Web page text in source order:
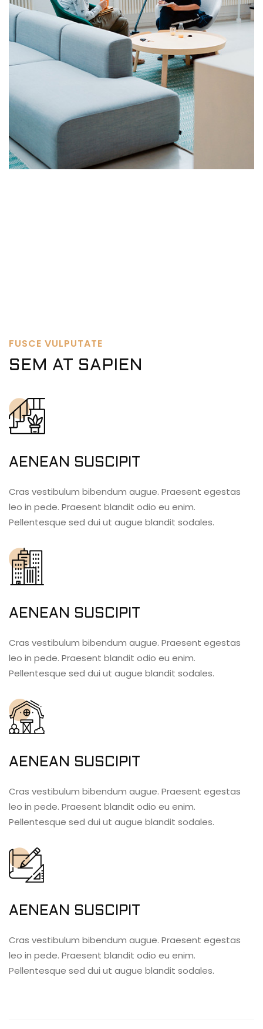
FUSCE VULPUTATE
SEM AT SAPIEN
AENEAN SUSCIPIT
Cras vestibulum bibendum augue. Praesent egestas
leo in pede. Praesent blandit odio eu enim.
Pellentesque sed dui ut augue blandit sodales.
AENEAN SUSCIPIT
Cras vestibulum bibendum augue. Praesent egestas
leo in pede. Praesent blandit odio eu enim.
Pellentesque sed dui ut augue blandit sodales.
AENEAN SUSCIPIT
Cras vestibulum bibendum augue. Praesent egestas
leo in pede. Praesent blandit odio eu enim.
Pellentesque sed dui ut augue blandit sodales.
AENEAN SUSCIPIT
Cras vestibulum bibendum augue. Praesent egestas
leo in pede. Praesent blandit odio eu enim.
Pellentesque sed dui ut augue blandit sodales.